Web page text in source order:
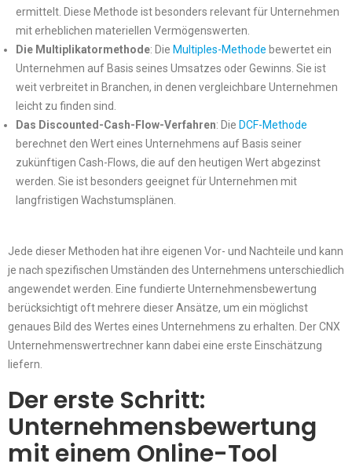
ermittelt. Diese Methode ist besonders relevant für Unternehmen
mit erheblichen materiellen Vermögenswerten.
Die Multiplikatormethode: Die Multiples-Methode bewertet ein
Unternehmen auf Basis seines Umsatzes oder Gewinns. Sie ist
weit verbreitet in Branchen, in denen vergleichbare Unternehmen
leicht zu finden sind.
Das Discounted-Cash-Flow-Verfahren: Die DCF-Methode
berechnet den Wert eines Unternehmens auf Basis seiner
zukünftigen Cash-Flows, die auf den heutigen Wert abgezinst
werden. Sie ist besonders geeignet für Unternehmen mit
langfristigen Wachstumsplänen.
Jede dieser Methoden hat ihre eigenen Vor- und Nachteile und kann
je nach spezifischen Umständen des Unternehmens unterschiedlich
angewendet werden. Eine fundierte Unternehmensbewertung
berücksichtigt oft mehrere dieser Ansätze, um ein möglichst
genaues Bild des Wertes eines Unternehmens zu erhalten. Der CNX
Unternehmenswertrechner kann dabei eine erste Einschätzung
liefern.
Der erste Schritt:
Unternehmensbewertung
mit einem Online-Tool